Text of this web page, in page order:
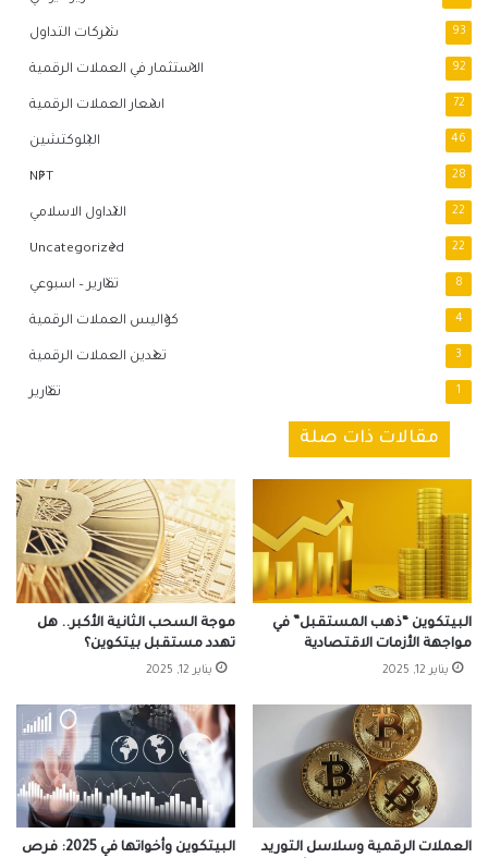
شركات التداول 93
الاستثمار في العملات الرقمية 92
اسعار العملات الرقمية 72
البلوكتشين 46
NFT 28
التداول الاسلامي 22
Uncategorized 22
تقارير – اسبوعي 8
كواليس العملات الرقمية 4
تعدين العملات الرقمية 3
تقارير 1
مقالات ذات صلة
موجة السحب الثانية الأكبر.. هل
تهدد مستقبل بيتكوين؟
يناير 12, 2025
البيتكوين “ذهب المستقبل” في
مواجهة الأزمات الاقتصادية
يناير 12, 2025
البيتكوين وأخواتها في 2025: فرص
العملات الرقمية وسلاسل التوريد